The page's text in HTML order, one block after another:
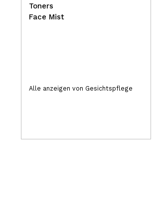
(10)
Toners
Face Mist
Alle anzeigen von Gesichtspflege